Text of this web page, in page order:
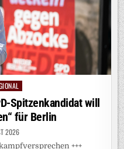
Spitzenkandidat will
für Berlin
2026
+++